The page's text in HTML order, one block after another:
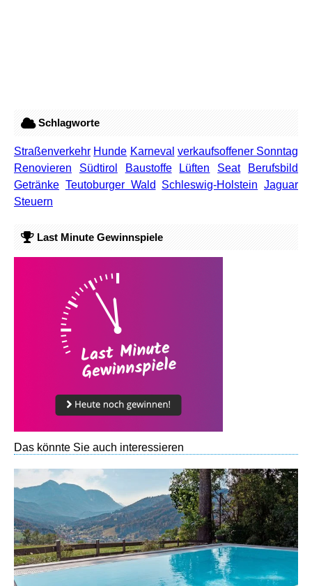
Schlagworte
Straßenverkehr Hunde Karneval verkaufsoffener Sonntag
Renovieren
Südtirol Baustoffe Lüften Seat
Berufsbild
Getränke Teutoburger Wald Schleswig-Holstein Jaguar
Steuern
Last Minute Gewinnspiele
Das könnte Sie auch interessieren